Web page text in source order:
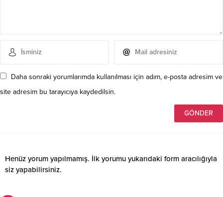
Daha sonraki yorumlarımda kullanılması için adım, e-posta adresim ve
site adresim bu tarayıcıya kaydedilsin.
Henüz yorum yapılmamış. İlk yorumu yukarıdaki form aracılığıyla
siz yapabilirsiniz.